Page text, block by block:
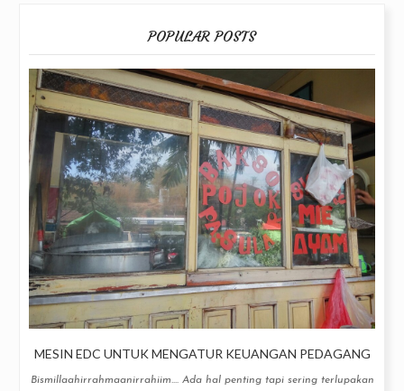
POPULAR POSTS
MESIN EDC UNTUK MENGATUR KEUANGAN PEDAGANG
Bismillaahirrahmaanirrahiim.... Ada hal penting tapi sering terlupakan